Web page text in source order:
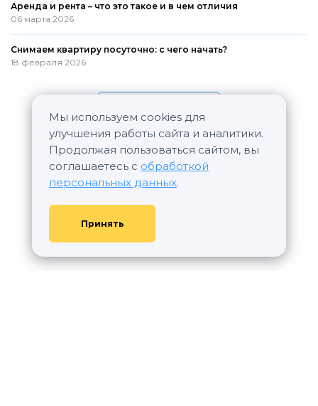
Мы используем cookies для
улучшения работы сайта и аналитики.
Продолжая пользоваться сайтом, вы
соглашаетесь с обработкой
персональных данных.
Принять
Аренда и рента – что это такое и в чем отличия
06 марта 2026
Снимаем квартиру посуточно: с чего начать?
18 февраля 2026